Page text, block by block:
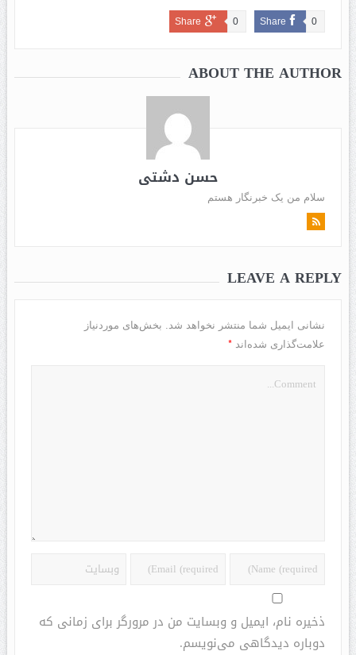
Share 0
Share 0
ABOUT THE AUTHOR
حسن دشتی
سلام من یک خبرنگار هستم
LEAVE A REPLY
نشانی ایمیل شما منتشر نخواهد شد.
بخش‌های موردنیاز
علامت‌گذاری شده‌اند *
ذخیره نام، ایمیل و وبسایت من در مرورگر برای زمانی که
دوباره دیدگاهی می‌نویسم.